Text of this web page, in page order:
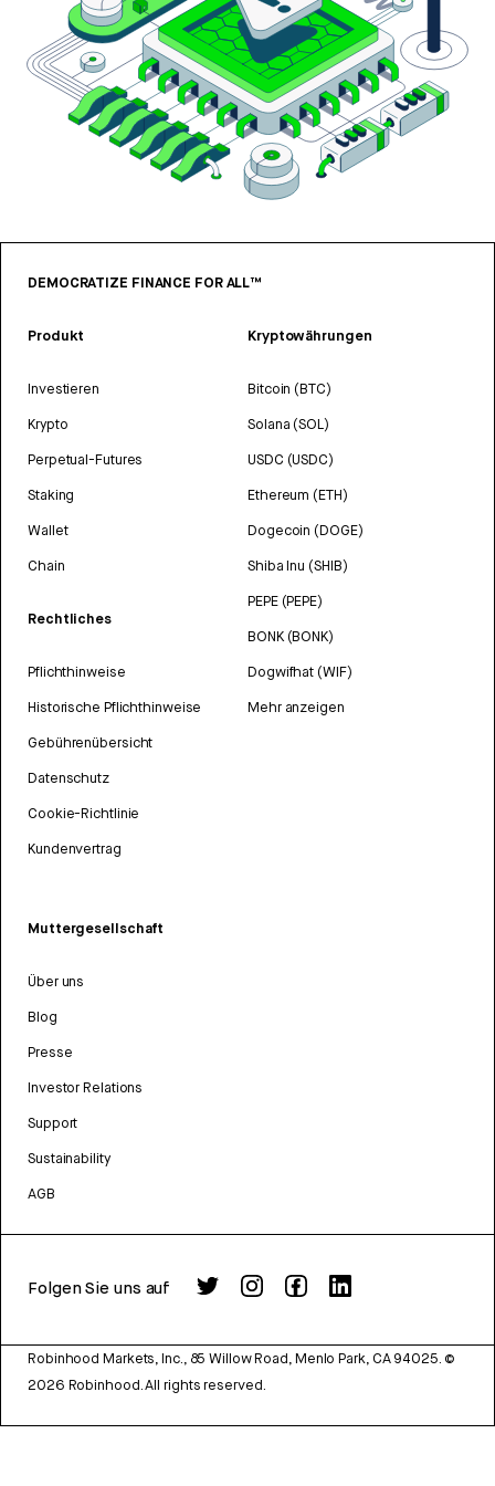
DEMOCRATIZE FINANCE FOR ALL™
Produkt
Investieren
Krypto
Perpetual-Futures
Staking
Wallet
Chain
Rechtliches
Pflichthinweise
Historische Pflichthinweise
Gebührenübersicht
Datenschutz
Cookie-Richtlinie
Kundenvertrag
Kryptowährungen
Bitcoin (BTC)
Solana (SOL)
USDC (USDC)
Ethereum (ETH)
Dogecoin (DOGE)
Shiba Inu (SHIB)
PEPE (PEPE)
BONK (BONK)
Dogwifhat (WIF)
Mehr anzeigen
Muttergesellschaft
Über uns
Blog
Presse
Investor Relations
Support
Sustainability
AGB
Folgen Sie uns auf
Robinhood Markets, Inc., 85 Willow Road, Menlo Park, CA 94025. ©
2026 Robinhood. All rights reserved.